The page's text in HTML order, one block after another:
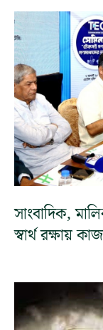
সাংবাদিক,
স্বার্থ রক্ষায়